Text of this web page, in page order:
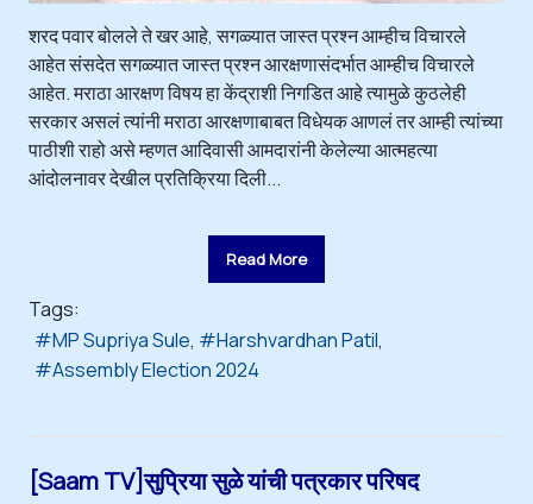
शरद पवार बोलले ते खर आहे, सगळ्यात जास्त प्रश्न आम्हीच विचारले
आहेत संसदेत सगळ्यात जास्त प्रश्न आरक्षणासंदर्भात आम्हीच विचारले
आहेत. मराठा आरक्षण विषय हा केंद्राशी निगडित आहे त्यामुळे कुठलेही
सरकार असलं त्यांनी मराठा आरक्षणाबाबत विधेयक आणलं तर आम्ही त्यांच्या
पाठीशी राहो असे म्हणत आदिवासी आमदारांनी केलेल्या आत्महत्या
आंदोलनावर देखील प्रतिक्रिया दिली...
Read More
Tags:
MP Supriya Sule
Harshvardhan Patil
Assembly Election 2024
[Saam TV]सुप्रिया सुळे यांची पत्रकार परिषद